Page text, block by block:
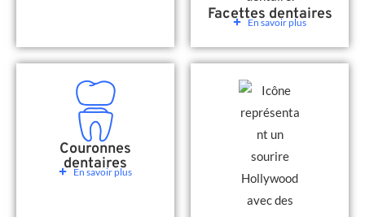
Facettes dentaires
En savoir plus
Couronnes
dentaires
En savoir plus